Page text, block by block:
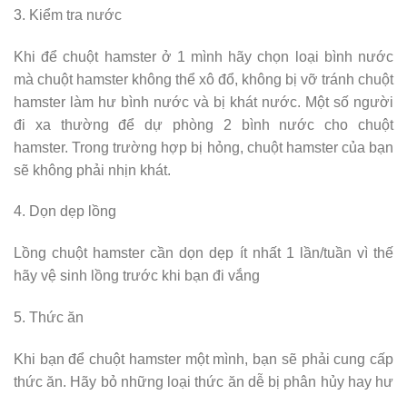
3. Kiểm tra nước
Khi để chuột hamster ở 1 mình hãy chọn loại bình nước
mà chuột hamster không thể xô đổ, không bị vỡ tránh chuột
hamster làm hư bình nước và bị khát nước. Một số người
đi xa thường để dự phòng 2 bình nước cho chuột
hamster. Trong trường hợp bị hỏng, chuột hamster của bạn
sẽ không phải nhịn khát.
4. Dọn dẹp lồng
Lồng chuột hamster cần dọn dẹp ít nhất 1 lần/tuần vì thế
hãy vệ sinh lồng trước khi bạn đi vắng
5. Thức ăn
Khi bạn để chuột hamster một mình, bạn sẽ phải cung cấp
thức ăn. Hãy bỏ những loại thức ăn dễ bị phân hủy hay hư